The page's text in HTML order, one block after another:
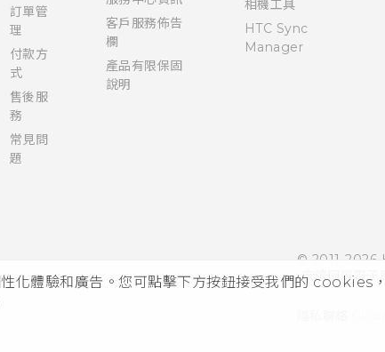
化體驗和廣告。您可點擊下方按鈕接受我們的 cookies
訂單管
理
付款方
式
售後服
務
常見問
題
客戶服務佈告
欄
產品有限保固
說明
相機工具
HTC Sync
Manager
© 2011-2026
宏達國際電子